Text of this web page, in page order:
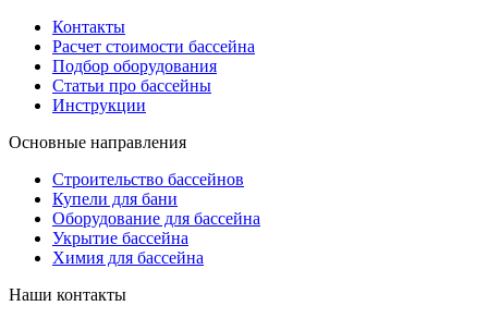
Контакты
Расчет стоимости бассейна
Подбор оборудования
Статьи про бассейны
Инструкции
Основные направления
Строительство бассейнов
Купели для бани
Оборудование для бассейна
Укрытие бассейна
Химия для бассейна
Наши контакты